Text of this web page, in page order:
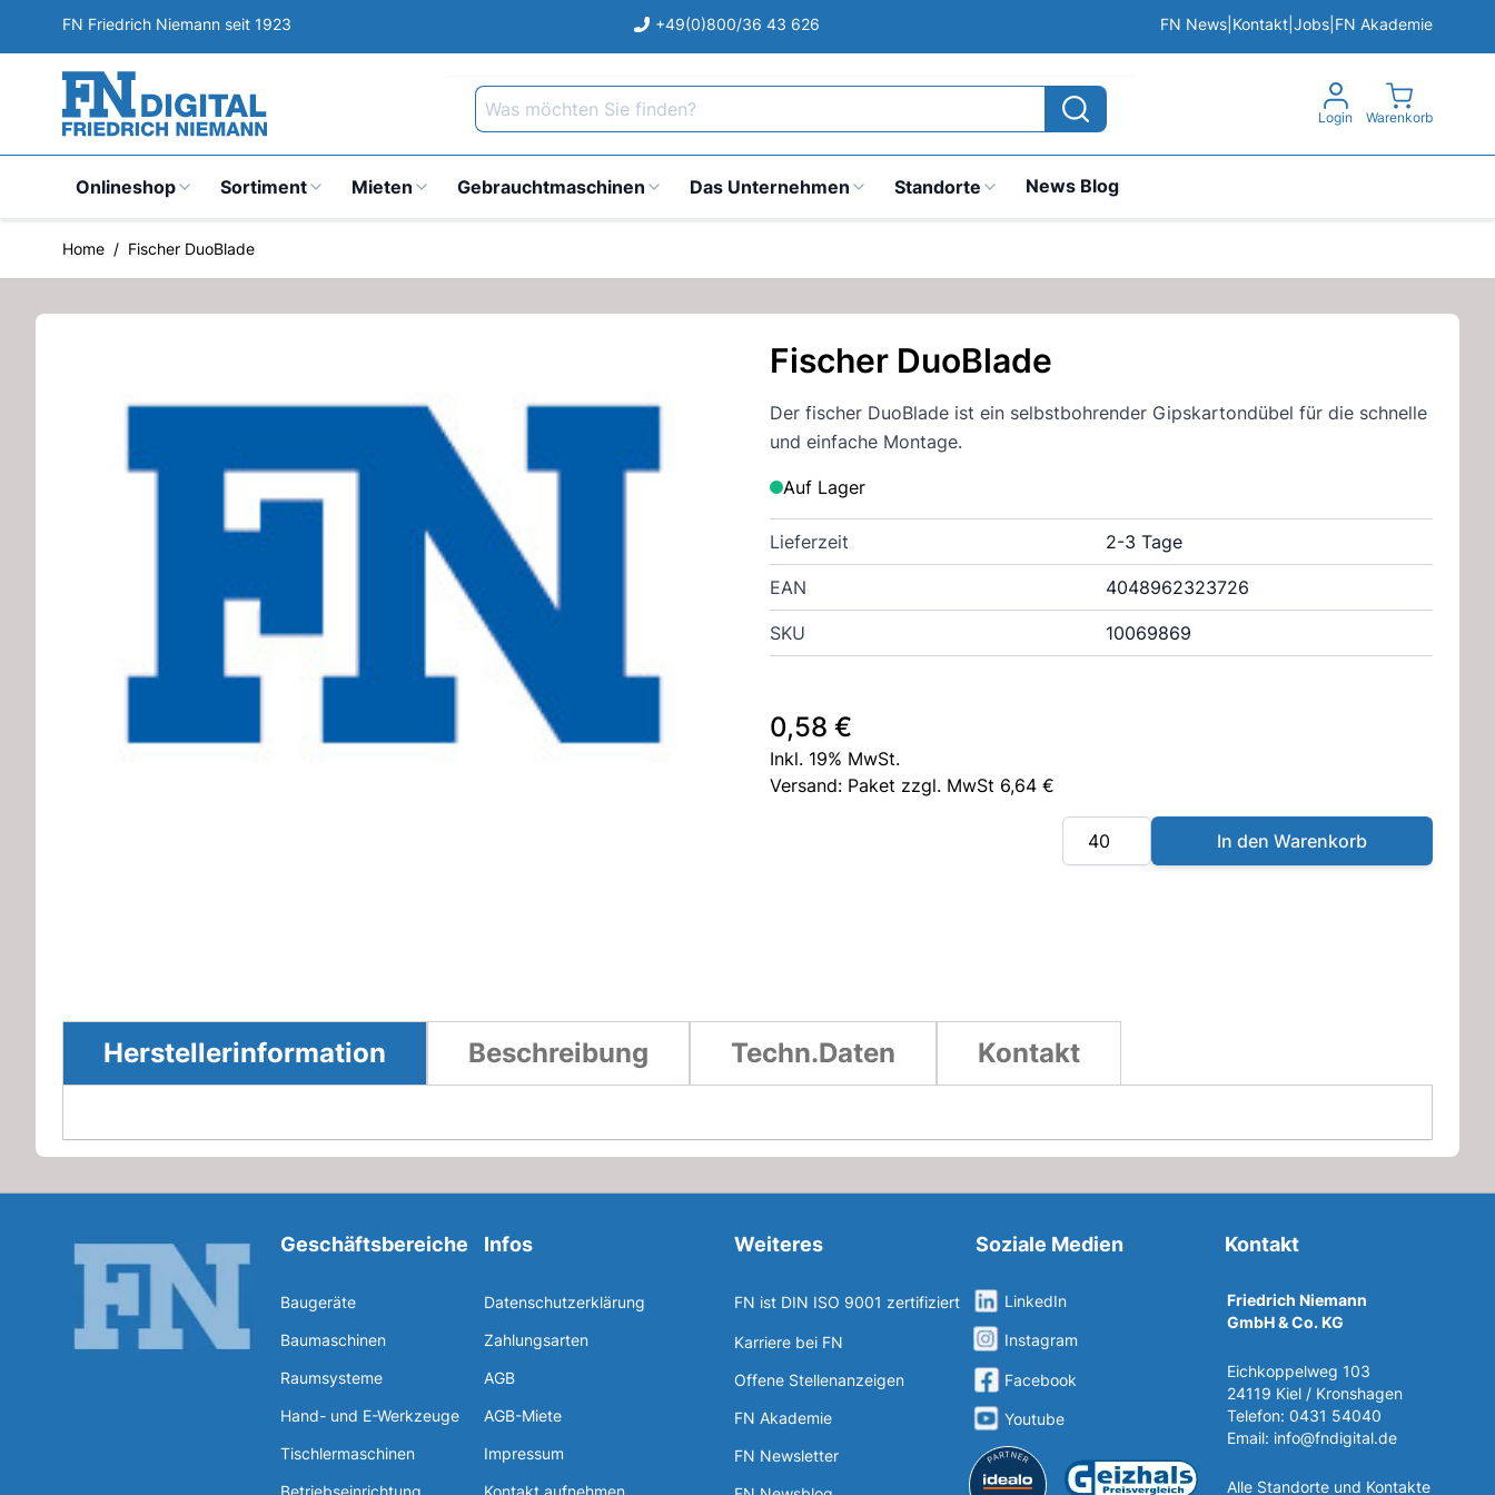
Direkt zum Inhalt
FN Friedrich Niemann seit 1923 +49(0)800/36 43 626 FN News Kontakt Jobs FN Akademie
Was möchten Sie finden?
Login
View cart,
Warenkorb
Onlineshop Sortiment Mieten Gebrauchtmaschinen Das Unternehmen Standorte News Blog
Home / Fischer DuoBlade
Fischer DuoBlade
Der fischer DuoBlade ist ein selbstbohrender Gipskartondübel für die schnelle
und einfache Montage.
Auf Lager
Lieferzeit 2-3 Tage
EAN 4048962323726
SKU 10069869
0,58 €
Inkl. 19% MwSt.
Versand: Paket zzgl. MwSt 6,64 €
Menge
In den Warenkorb
Herstellerinformation Beschreibung Techn.Daten Kontakt
Geschäftsbereiche
Baugeräte
Baumaschinen
Raumsysteme
Hand- und E-Werkzeuge
Tischlermaschinen
Betriebseinrichtung
Infos
Datenschutzerklärung
Zahlungsarten
AGB
AGB-Miete
Impressum
Kontakt aufnehmen
Weiteres
FN ist DIN ISO 9001 zertifiziert
Karriere bei FN
Offene Stellenanzeigen
FN Akademie
FN Newsletter
Soziale Medien
LinkedIn
Instagram
Facebook
Youtube
Kontakt
Friedrich Niemann
GmbH & Co. KG
Eichkoppelweg 103
24119 Kiel / Kronshagen
Telefon: 0431 54040
Email: info@fndigital.de
Alle Standorte und Kontakte